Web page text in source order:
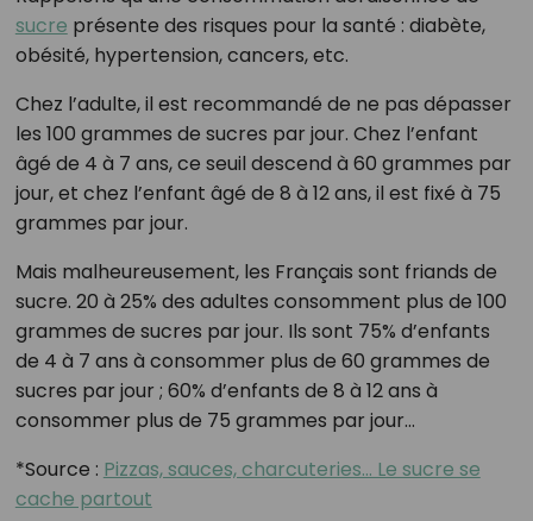
sucre présente des risques pour la santé : diabète,
obésité, hypertension, cancers, etc.
Chez l’adulte, il est recommandé de ne pas dépasser
les 100 grammes de sucres par jour. Chez l’enfant
âgé de 4 à 7 ans, ce seuil descend à 60 grammes par
jour, et chez l’enfant âgé de 8 à 12 ans, il est fixé à 75
grammes par jour.
Mais malheureusement, les Français sont friands de
sucre. 20 à 25% des adultes consomment plus de 100
grammes de sucres par jour. Ils sont 75% d’enfants
de 4 à 7 ans à consommer plus de 60 grammes de
sucres par jour ; 60% d’enfants de 8 à 12 ans à
consommer plus de 75 grammes par jour…
*Source : Pizzas, sauces, charcuteries… Le sucre se
cache partout